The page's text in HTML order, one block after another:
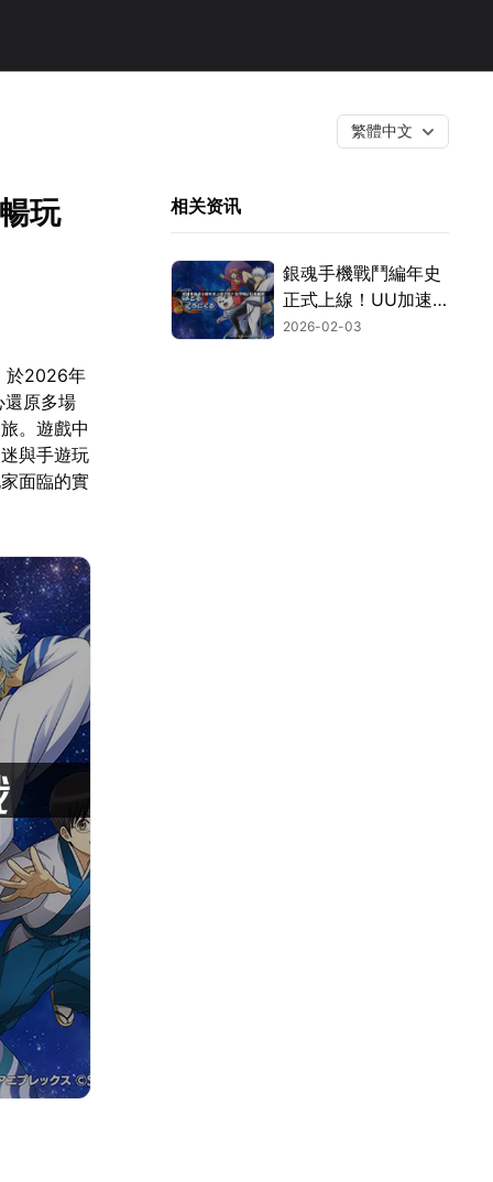
繁體中文
玩
於2026年
還原多場
。遊戲中
與手遊玩
面臨的實
相关资讯
銀魂手機戰鬥編年史
正式上線！UU加速
器幫你搞定網路延遲
2026-02-03